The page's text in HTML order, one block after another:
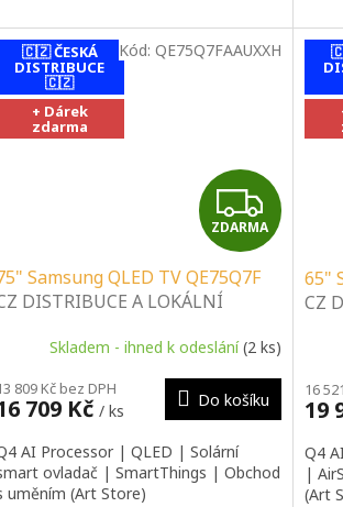
🇨🇿 ČESKÁ
DISTRIBUCE
🇨🇿
+ Dárek
zdarma
Z
D
R
M
A
ZDARMA
Samsung QLED TV QE75Q7F
DISTRIBUCE A LOKÁLNÍ
PRODEJCE | PORADENSTVÍ |
INSTALAČNÍ & MONTÁŽNÍ
Skladem - ihned k odeslání(2 ks)
809 Kč bez DPH
709 Kč / ks
Do košíku
AI Processor | QLED | Solární
ovladač | SmartThings | Obchod
uměním (Art Store)
Kód: QE75Q7FAAUXXH
65"
CZ
16
19
Q4
|
(Art